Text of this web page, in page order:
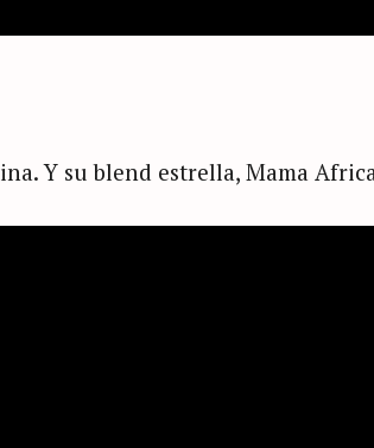
Y su blend estrella, Mama